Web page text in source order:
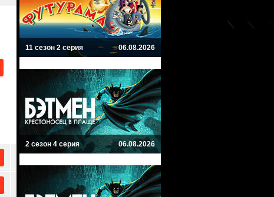
11 сезон 2 серия 06.08.2026
2 сезон 4 серия 06.08.2026